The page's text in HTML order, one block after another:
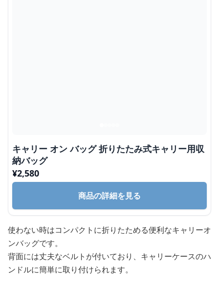
キャリー オン バッグ 折りたたみ式キャリー用収
納バッグ
¥2,580
商品の詳細を見る
使わない時はコンパクトに折りたためる便利なキャリーオ
ンバッグです。
背面には丈夫なベルトが付いており、キャリーケースのハ
ンドルに簡単に取り付けられます。